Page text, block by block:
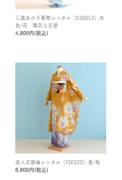
三歳女の子着物レンタル（030053）水
色/花 陽気な天使
4,800円(税込)
成人式振袖レンタル（FS0320）黄/桜
8,800円(税込)